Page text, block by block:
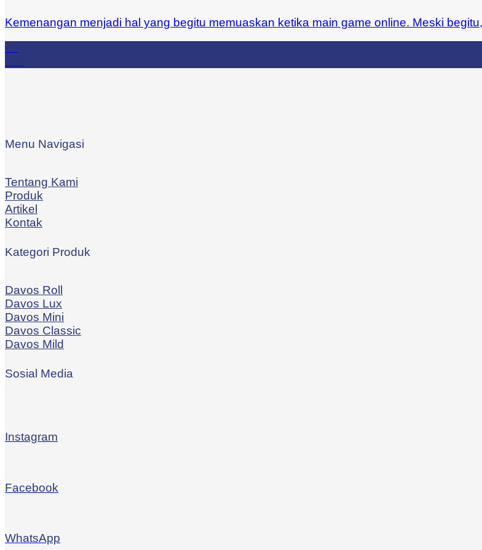
Kemenangan menjadi hal yang begitu memuaskan ketika main game online. Meski
Menu Navigasi
Tentang Kami
Produk
Artikel
Kontak
Kategori Produk
Davos Roll
Davos Lux
Davos Mini
Davos Classic
Davos Mild
Sosial Media
Instagram
Facebook
WhatsApp